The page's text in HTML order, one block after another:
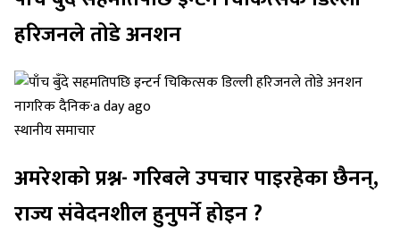
हरिजनले तोडे अनशन
नागरिक दैनिक·a day ago
स्थानीय समाचार
अमरेशको प्रश्न- गरिबले उपचार पाइरहेका छैनन्,
राज्य संवेदनशील हुनुपर्ने होइन ?